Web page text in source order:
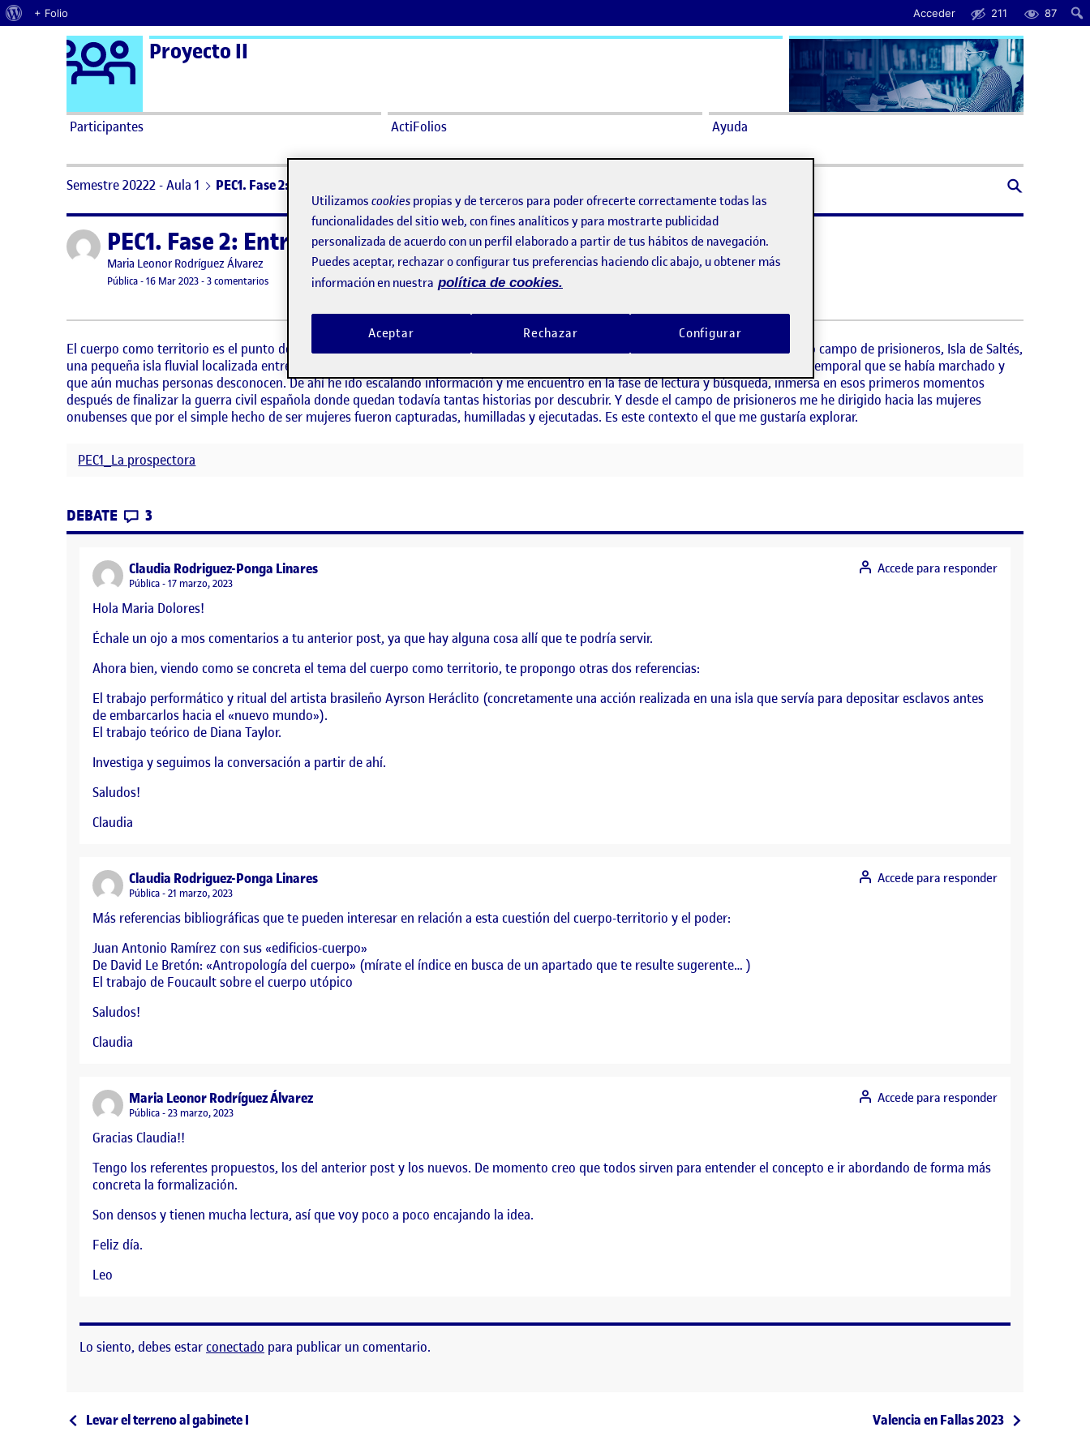
Acerca de WordPress
+ Folio Acceder 211 87
Saltar al contenido Logo Ágora
Proyecto II
Participantes ActiFolios Ayuda
Semestre 20222 - Aula 1 PEC1. Fase 2: Entrega parcial
Publicado porPEC1. Fase 2: Entrega parcial
Publicado por
Maria Leonor Rodríguez Álvarez
Visibilidad:
Pública-Fecha de publicación
16 Mar 2023-3 comentariosen PEC1. Fase 2: Entrega parcial
El cuerpo como territorio es el punto de partida de este proyecto. Hace poco tiempo descubrí un lugar que había sido utilizado como campo de prisioneros, Isla de Saltés,
una pequeña isla fluvial localizada entre Huelva y Punta Umbría. Me impresionó el lugar, pisar el territorio y situarme en un espacio temporal que se había marchado y
que aún muchas personas desconocen. De ahí he ido escalando información y me encuentro en la fase de lectura y búsqueda, inmersa en esos primeros momentos
después de finalizar la guerra civil española donde quedan todavía tantas historias por descubrir. Y desde el campo de prisioneros me he dirigido hacia las mujeres
onubenses que por el simple hecho de ser mujeres fueron capturadas, humilladas y ejecutadas. Es este contexto el que me gustaría explorar.
PEC1_La prospectora
DEBATE CONTRIBUTIONS
3EN PEC1. FASE 2: ENTREGA PARCIAL
Claudia Rodriguez-Ponga Linaressays:
Visibilidad:
Pública 17 marzo, 2023
Hola Maria Dolores!
Échale un ojo a mos comentarios a tu anterior post, ya que hay alguna cosa allí que te podría servir.
Ahora bien, viendo como se concreta el tema del cuerpo como territorio, te propongo otras dos referencias:
El trabajo performático y ritual del artista brasileño Ayrson Heráclito (concretamente una acción realizada en una isla que servía para depositar esclavos antes
de embarcarlos hacia el «nuevo mundo»).
El trabajo teórico de Diana Taylor.
Investiga y seguimos la conversación a partir de ahí.
Saludos!
Claudia
Accede para responder
Claudia Rodriguez-Ponga Linaressays:
Visibilidad:
Pública 21 marzo, 2023
Más referencias bibliográficas que te pueden interesar en relación a esta cuestión del cuerpo-territorio y el poder:
Juan Antonio Ramírez con sus «edificios-cuerpo»
De David Le Bretón: «Antropología del cuerpo» (mírate el índice en busca de un apartado que te resulte sugerente… )
El trabajo de Foucault sobre el cuerpo utópico
Saludos!
Claudia
Accede para responder
Maria Leonor Rodríguez Álvarezsays:
Visibilidad:
Pública 23 marzo, 2023
Gracias Claudia!!
Tengo los referentes propuestos, los del anterior post y los nuevos. De momento creo que todos sirven para entender el concepto e ir abordando de forma más
concreta la formalización.
Son densos y tienen mucha lectura, así que voy poco a poco encajando la idea.
Feliz día.
Leo
Accede para responder
Lo siento, debes estarconectado para publicar un comentario.
Navegación de entradas
Entrada anterior
Levar el terreno al gabinete I Entrada siguiente
Valencia en Fallas 2023
Utilizamos cookies propias y de terceros para poder ofrecerte correctamente todas las
funcionalidades del sitio web, con fines analíticos y para mostrarte publicidad
personalizada de acuerdo con un perfil elaborado a partir de tus hábitos de navegación.
Puedes aceptar, rechazar o configurar tus preferencias haciendo clic abajo, u obtener más
información en nuestra política de cookies.
Rechazar
Aceptar Configurar